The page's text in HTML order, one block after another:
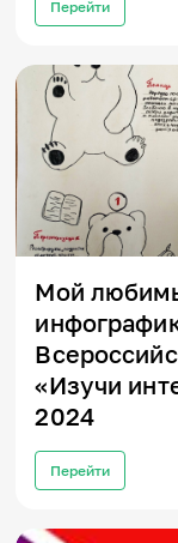
Игры и
Игра «Знания»
Знания в тестах
Викторина
Словарь
Настолка
Памятки
Комиксы
Стихи
Педагогам
Школа
IT-урок
Методика
Секреты кода
Незрячим
English
Перейти
Мой
«Изучи
2024
Перейти